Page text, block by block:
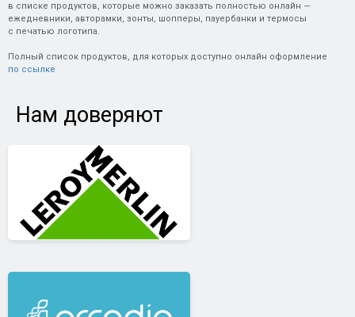
в списке продуктов, которые можно заказать полностью онлайн —
ежедневники, авторамки, зонты, шопперы, пауербанки и термосы
с печатью логотипа.
Полный список продуктов, для которых доступно онлайн оформление
по ссылке
Нам доверяют